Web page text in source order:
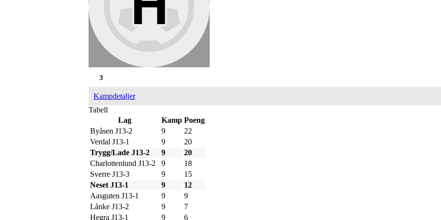
3
Kampdetaljer
Tabell
Lag
Kamp Poeng
Byåsen J13-2
9
22
Verdal J13-1
9
20
Trygg/Lade J13-2
9
20
Charlottenlund J13-2
9
18
Sverre J13-3
9
15
Neset J13-1
9
12
Aasguten J13-1
9
9
Lånke J13-2
9
7
Hegra J13-1
9 6